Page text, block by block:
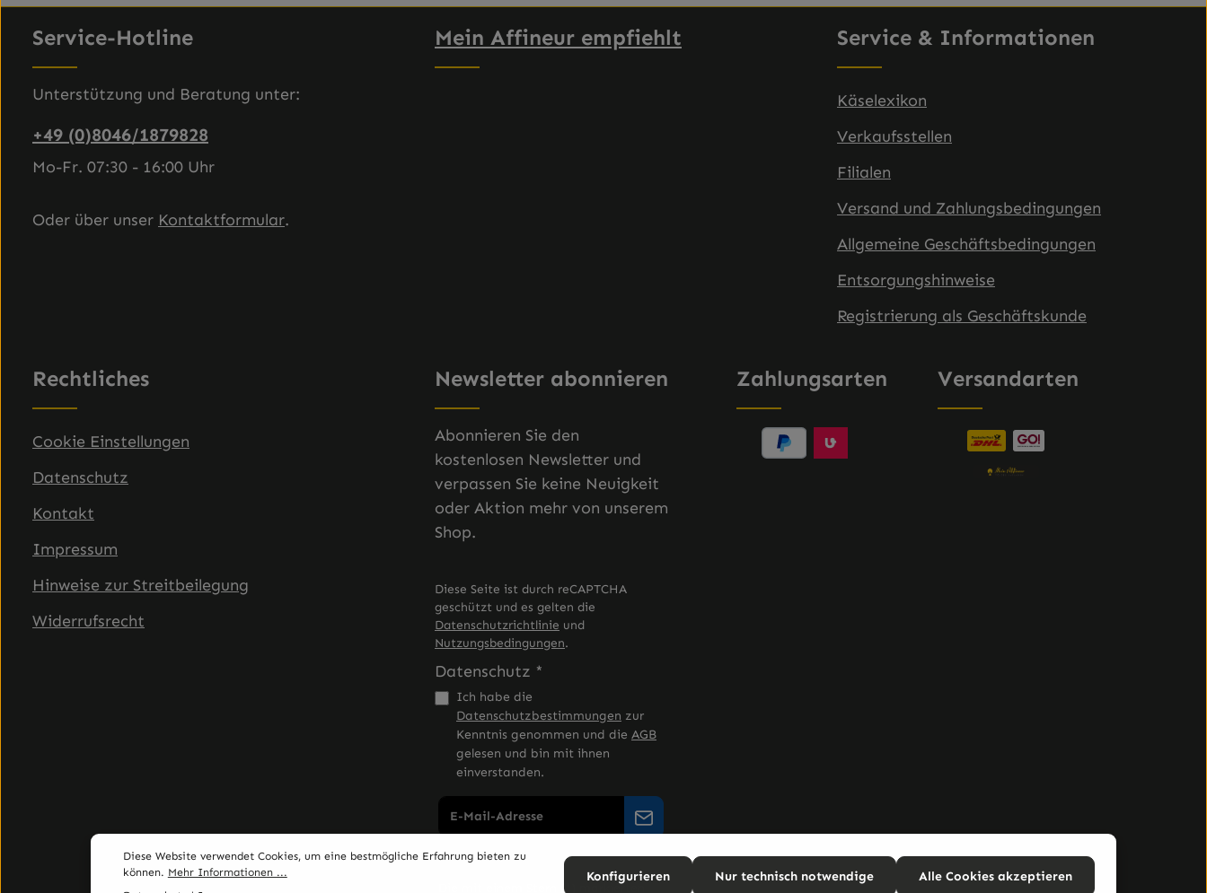
Service-Hotline
Unterstützung und Beratung unter:
+49 (0)8046/1879828
Mo-Fr. 07:30 - 16:00 Uhr
Oder über unser Kontaktformular.
Mein Affineur empfiehlt Service & Informationen
Käselexikon
Verkaufsstellen
Filialen
Versand und Zahlungsbedingungen
Allgemeine Geschäftsbedingungen
Entsorgungshinweise
Registrierung als Geschäftskunde
Rechtliches
Cookie Einstellungen
Datenschutz
Kontakt
Impressum
Hinweise zur Streitbeilegung
Widerrufsrecht
Newsletter abonnieren
Abonnieren Sie den
kostenlosen Newsletter und
verpassen Sie keine Neuigkeit
oder Aktion mehr von unserem
Shop.
Diese Seite ist durch reCAPTCHA
geschützt und es gelten die
Datenschutzrichtlinie und
Nutzungsbedingungen.
Datenschutz *
Ich habe die
Datenschutzbestimmungen zur
Kenntnis genommen und die AGB
gelesen und bin mit ihnen
einverstanden.
Die mit einem Stern (*) markierten
Zahlungsarten Versandarten
Diese Website verwendet Cookies, um eine bestmögliche Erfahrung bieten zu
können. Mehr Informationen ...
Nur technisch notwendige
Konfigurieren Alle Cookies akzeptieren